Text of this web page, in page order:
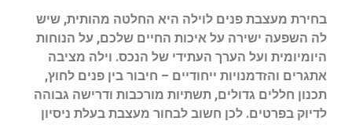
בחירת מעצבת פנים לוילה היא החלטה מהותית, שיש
לה השפעה ישירה על איכות החיים שלכם, על הנוחות
היומיומית ועל הערך העתידי של הנכס. וילה מציבה
אתגרים והזדמנויות ייחודיים – חיבור בין פנים לחוץ,
תכנון חללים גדולים, תשתיות מורכבות ודרישה גבוהה
לדיוק בפרטים. לכן חשוב לבחור מעצבת בעלת ניסיון